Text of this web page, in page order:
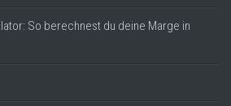
So berechnest du deine Marge in